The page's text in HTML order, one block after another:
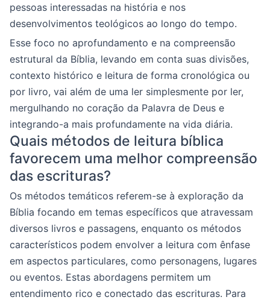
pessoas interessadas na história e nos
desenvolvimentos teológicos ao longo do tempo.
Esse foco no aprofundamento e na compreensão
estrutural da Bíblia, levando em conta suas divisões,
contexto histórico e leitura de forma cronológica ou
por livro, vai além de uma ler simplesmente por ler,
mergulhando no coração da Palavra de Deus e
integrando-a mais profundamente na vida diária.
Quais métodos de leitura bíblica
favorecem uma melhor compreensão
das escrituras?
Os métodos temáticos referem-se à exploração da
Bíblia focando em temas específicos que atravessam
diversos livros e passagens, enquanto os métodos
característicos podem envolver a leitura com ênfase
em aspectos particulares, como personagens, lugares
ou eventos. Estas abordagens permitem um
entendimento rico e conectado das escrituras. Para